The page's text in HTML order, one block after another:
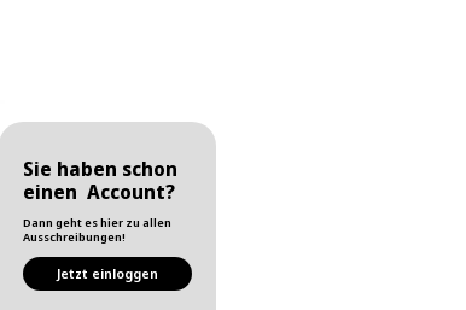
Sie haben schon
einen Account?
Dann geht es hier zu allen
Ausschreibungen!
Jetzt einloggen